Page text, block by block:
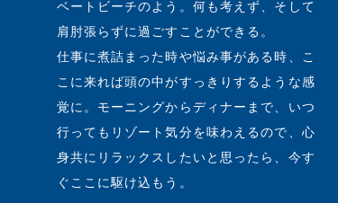
ベートビーチのよう。何も考えず、そして
肩肘張らずに過ごすことができる。
仕事に煮詰まった時や悩み事がある時、こ
こに来れば頭の中がすっきりするような感
覚に。モーニングからディナーまで、いつ
行ってもリゾート気分を味わえるので、心
身共にリラックスしたいと思ったら、今す
ぐここに駆け込もう。